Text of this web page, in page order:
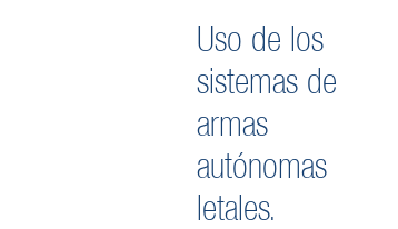
Uso de los
sistemas de
armas
autónomas
letales.